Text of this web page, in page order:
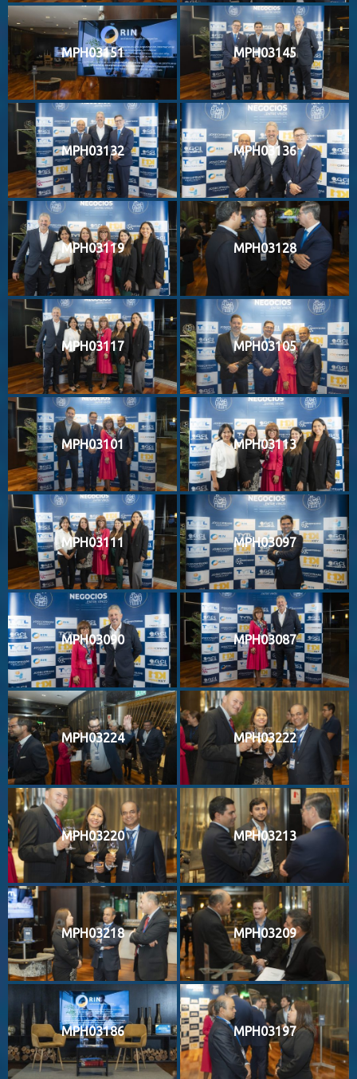
MPH03151 MPH03145
MPH03132 MPH03136
MPH03119 MPH03128
MPH03117 MPH03105
MPH03101 MPH03113
MPH03111 MPH03097
MPH03090 MPH03087
MPH03224 MPH03222
MPH03220 MPH03213
MPH03218 MPH03209
MPH03186 MPH03197